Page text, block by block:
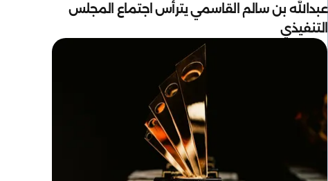
عبدالله بن سالم القاسمي يترأس اجتماع المجلس
التنفيذي